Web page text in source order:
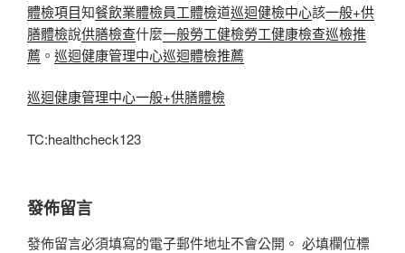
體檢項目知餐飲業體檢員工體檢道巡迴健檢中心該一般+供
膳體檢說供膳檢查什麼一般勞工健檢勞工健康檢查巡檢推
薦 。 巡迴健康管理中心巡迴體檢推薦
巡迴健康管理中心一般+供膳體檢
TC:healthcheck123
發佈留言
發佈留言必須填寫的電子郵件地址不會公開。 必填欄位標